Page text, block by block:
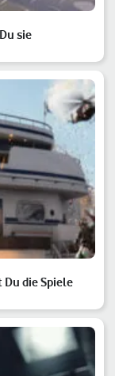
sie
die Spiele